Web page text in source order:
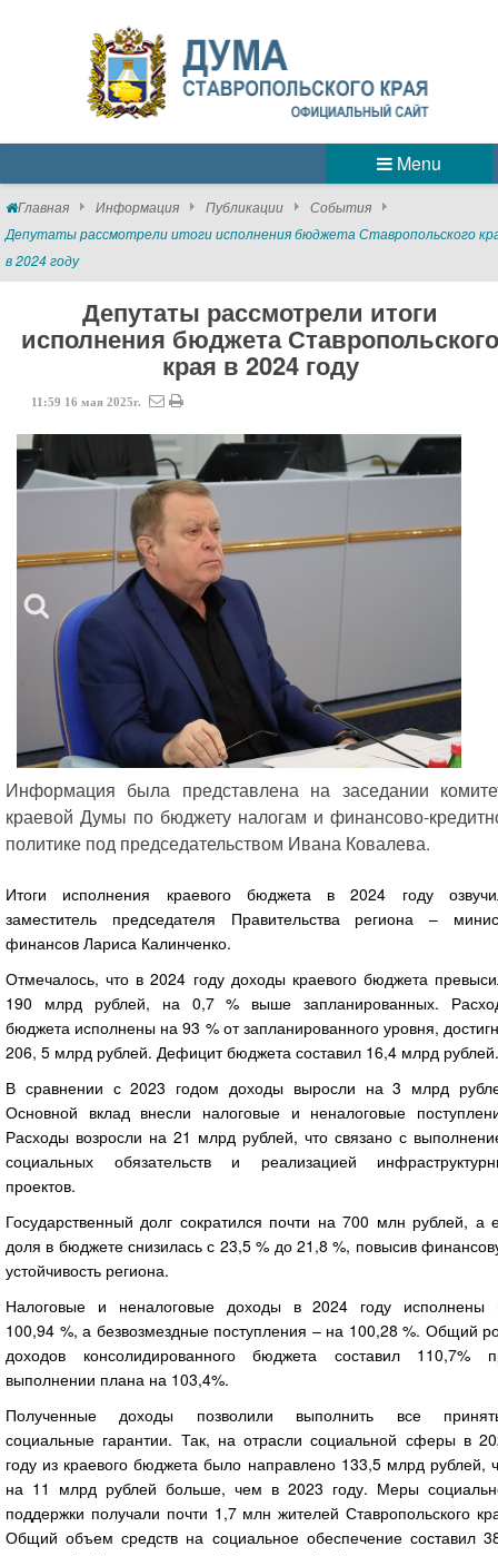
Menu
Главная Информация Публикации
События
Депутаты рассмотрели итоги исполнения бюджета Ставропольского
в 2024 году
Депутаты рассмотрели итоги
исполнения бюджета Ставропольского
края в 2024 году
11:59 16 мая 2025г.
Информация была представлена на заседании
краевой Думы по бюджету налогам и финансово-
политике под председательством Ивана Ковалева.
Итоги исполнения краевого бюджета в 2024 году
заместитель председателя Правительства региона –
финансов Лариса Калинченко.
Отмечалось, что в 2024 году доходы краевого бюджета
190 млрд рублей, на 0,7 % выше запланированных.
бюджета исполнены на 93 % от запланированного уровня,
206, 5 млрд рублей. Дефицит бюджета составил 16,4 млрд рублей.
В сравнении с 2023 годом доходы выросли на 3 млрд
Основной вклад внесли налоговые и неналоговые
Расходы возросли на 21 млрд рублей, что связано с
социальных обязательств и реализацией
проектов.
Государственный долг сократился почти на 700 млн рублей, а
доля в бюджете снизилась с 23,5 % до 21,8 %, повысив
устойчивость региона.
Налоговые и неналоговые доходы в 2024 году исполнены
100,94 %, а безвозмездные поступления – на 100,28 %. Общий
доходов консолидированного бюджета составил 110,7%
выполнении плана на 103,4%.
Полученные доходы позволили выполнить все
социальные гарантии. Так, на отрасли социальной сферы в
году из краевого бюджета было направлено 133,5 млрд рублей,
на 11 млрд рублей больше, чем в 2023 году. Меры
поддержки получали почти 1,7 млн жителей Ставропольского
Общий объем средств на социальное обеспечение составил